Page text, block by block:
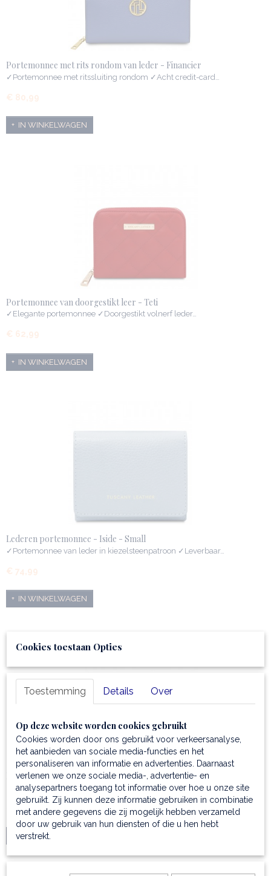
Portemonnee met rits rondom van leder - Financier
✓Portemonnee met ritssluiting rondom ✓Acht credit-card…
€ 80,99
IN WINKELWAGEN
Portemonnee van doorgestikt leer - Teti
✓Elegante portemonnee ✓Doorgestikt volnerf leder…
€ 62,99
IN WINKELWAGEN
Lederen portemonnee - Iside - Small
✓Portemonnee van leder in kiezelsteenpatroon ✓Leverbaar…
€ 74,99
IN WINKELWAGEN
Lederen portemonnee - Large - Iside
✓Portemonnee in het formaat large ✓Van leder in een…
€ 74,99
IN WINKELWAGEN
Cookies toestaan Opties
Toestemming Details Over
Op deze website worden cookies gebruikt
Cookies worden door ons gebruikt voor verkeersanalyse,
het aanbieden van sociale media-functies en het
personaliseren van informatie en advertenties. Daarnaast
verlenen we onze sociale media-, advertentie- en
analysepartners toegang tot informatie over hoe u onze site
gebruikt. Zij kunnen deze informatie gebruiken in combinatie
met andere gegevens die zij mogelijk hebben verzameld
door uw gebruik van hun diensten of die u hen hebt
verstrekt.